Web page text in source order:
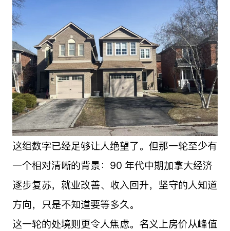
这组数字已经足够让人绝望了。但那一轮至少有
一个相对清晰的背景：90 年代中期加拿大经济
逐步复苏，就业改善、收入回升，坚守的人知道
方向，只是不知道要等多久。
这一轮的处境则更令人焦虑。名义上房价从峰值